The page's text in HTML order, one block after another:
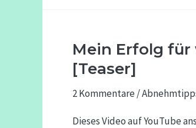
Bauchprobleme
Mein Erfolg
[Teaser]
2 Kommentare/
Dieses Video auf YouTube
Mein
Erfolg
für
weniger
Körperfett